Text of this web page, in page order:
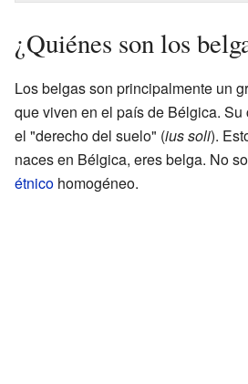
¿Quiénes son los
Los belgas son principalmente un
que viven en el país de Bélgica.
el "derecho del suelo" (ius soli).
naces en Bélgica, eres belga. No
étnico homogéneo.